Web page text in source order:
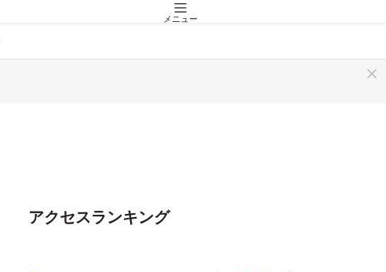
メニュー
アクセスランキング